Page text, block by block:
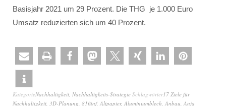
Basisjahr 2021 um 29 Prozent. Die THG je 1.000 Euro
Umsatz reduzierten sich um 40 Prozent.
KategorieNachhaltigkeit, Nachhaltigkeits-Strategie Schlagwörter17 Ziele für
Nachhaltigkeit, 3D-Planung, 81fünf, Altpapier, Aluminiumblech, Anbau, Anja